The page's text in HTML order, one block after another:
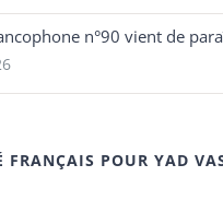
n°90 vient de
FRANÇAIS POUR YAD